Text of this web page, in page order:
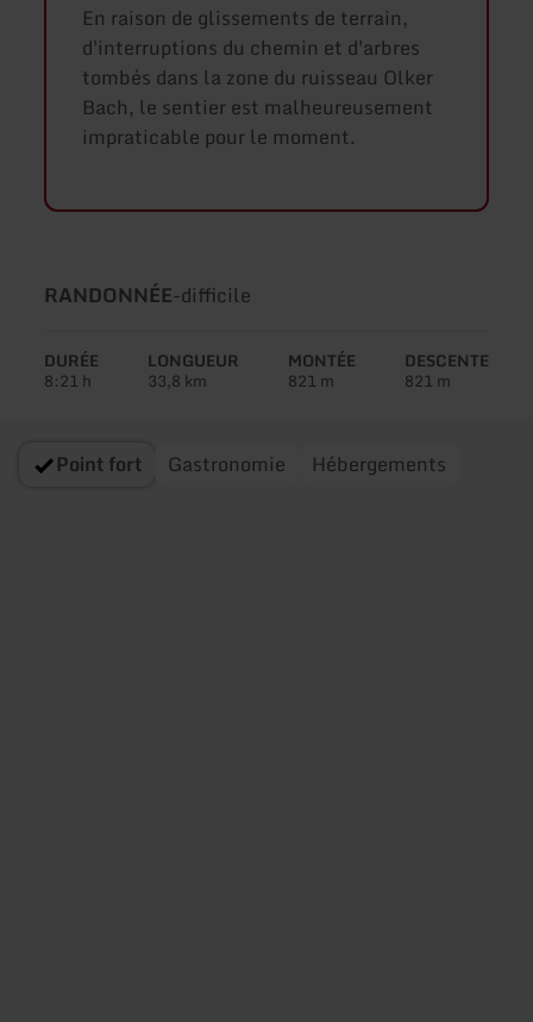
En raison de glissements de terrain,
d'interruptions du chemin et d'arbres
tombés dans la zone du ruisseau Olker
Bach, le sentier est malheureusement
impraticable pour le moment.
Type
circuit:
RANDONNÉE-Difficulté:
difficile
DURÉE
8:21 h
LONGUEUR
33,8 km
MONTÉE
821 m
DESCENTE
821 m
Point fort Gastronomie Hébergements